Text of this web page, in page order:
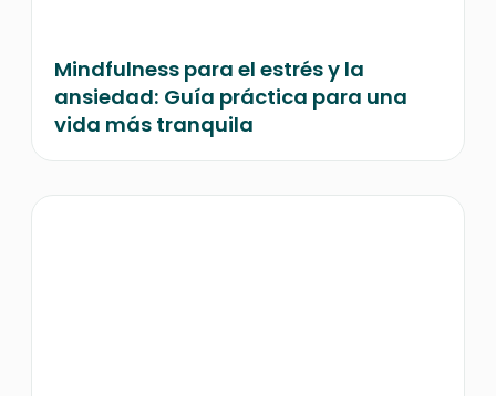
Mindfulness para el estrés y la
ansiedad: Guía práctica para una
vida más tranquila